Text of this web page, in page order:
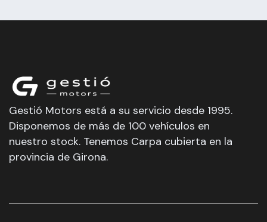
Gestió Motors está a su servicio desde 1995.
Disponemos de más de 100 vehículos en
nuestro stock. Tenemos Carpa cubierta en la
provincia de Girona.